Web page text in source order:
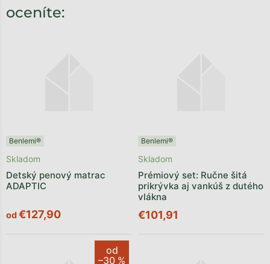
oceníte:
Benlemi®
Detský penový matrac
ADAPTIC
Skladom
od€127,90
Benlemi®
Prémiový set: Ručne šitá
prikrývka aj vankúš z dutého
vlákna
Skladom
€101,91
od
–30 %